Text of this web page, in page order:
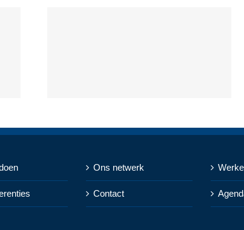
Ons netwerk
Contact